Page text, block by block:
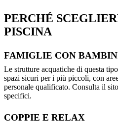
PERCHÉ
PISCINA
FAMIGLIE CON
Le strutture acquatiche di questa
spazi sicuri per i più piccoli, con
personale qualificato. Consulta il
specifici.
COPPIE E RELAX